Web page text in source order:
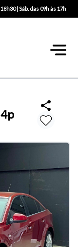
| Sáb. das 09h às 17h